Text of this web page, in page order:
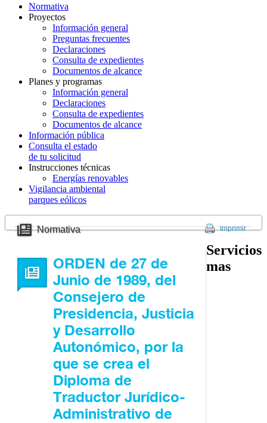
Normativa
Proyectos
Información general
Preguntas frecuentes
Declaraciones
Consulta de expedientes
Documentos de alcance
Planes y programas
Información general
Declaraciones
Consulta de expedientes
Documentos de alcance
Información pública
Consulta el estado
de tu solicitud
Instrucciones técnicas
Energías renovables
Vigilancia ambiental
parques eólicos
Normativa Imprimir
ORDEN de 27 de
Junio de 1989, del
Consejero de
Presidencia, Justicia
y Desarrollo
Autonómico, por la
que se crea el
Diploma de
Traductor Jurídico-
Administrativo de
Servicios
mas